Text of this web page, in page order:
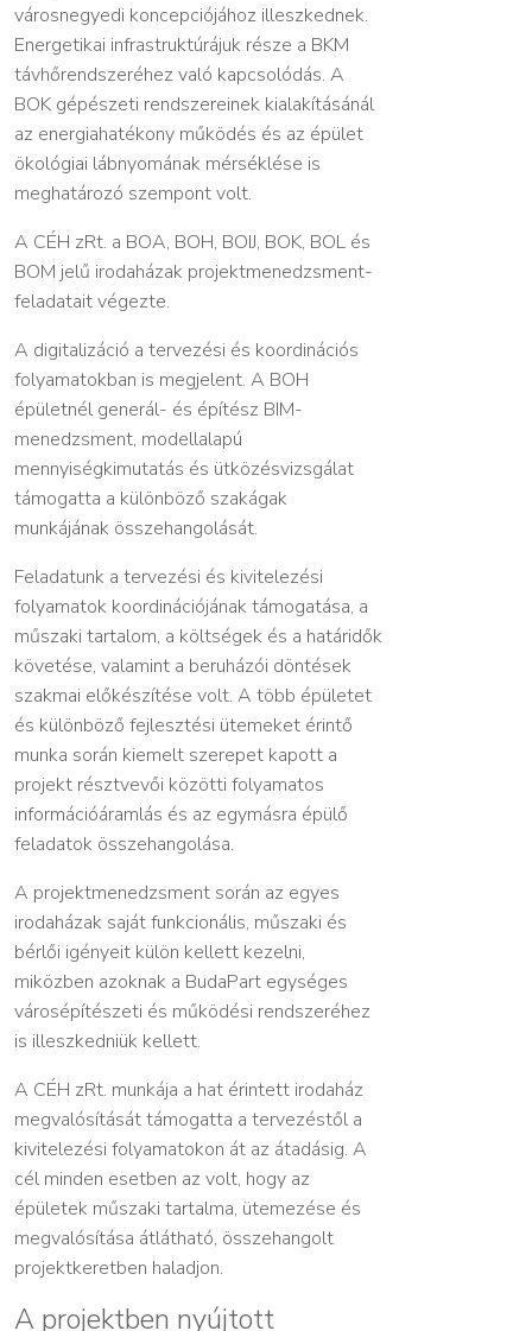
városnegyedi koncepciójához illeszkednek.
Energetikai infrastruktúrájuk része a BKM
távhőrendszeréhez való kapcsolódás. A
BOK gépészeti rendszereinek kialakításánál
az energiahatékony működés és az épület
ökológiai lábnyomának mérséklése is
meghatározó szempont volt.
A CÉH zRt. a BOA, BOH, BOIJ, BOK, BOL és
BOM jelű irodaházak projektmenedzsment-
feladatait végezte.
A digitalizáció a tervezési és koordinációs
folyamatokban is megjelent. A BOH
épületnél generál- és építész BIM-
menedzsment, modellalapú
mennyiségkimutatás és ütközésvizsgálat
támogatta a különböző szakágak
munkájának összehangolását.
Feladatunk a tervezési és kivitelezési
folyamatok koordinációjának támogatása, a
műszaki tartalom, a költségek és a határidők
követése, valamint a beruházói döntések
szakmai előkészítése volt. A több épületet
és különböző fejlesztési ütemeket érintő
munka során kiemelt szerepet kapott a
projekt résztvevői közötti folyamatos
információáramlás és az egymásra épülő
feladatok összehangolása.
A projektmenedzsment során az egyes
irodaházak saját funkcionális, műszaki és
bérlői igényeit külön kellett kezelni,
miközben azoknak a BudaPart egységes
városépítészeti és működési rendszeréhez
is illeszkedniük kellett.
A CÉH zRt. munkája a hat érintett irodaház
megvalósítását támogatta a tervezéstől a
kivitelezési folyamatokon át az átadásig. A
cél minden esetben az volt, hogy az
épületek műszaki tartalma, ütemezése és
megvalósítása átlátható, összehangolt
projektkeretben haladjon.
A projektben nyújtott